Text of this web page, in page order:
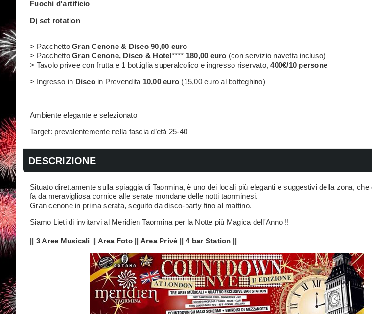
Fuochi d'artificio
Dj set rotation
> PacchettoGran Cenone & Disco 90,00 euro
> Pacchetto Gran Cenone, Disco & Hotel**** 180,00 euro (con servizio navetta incluso)
> Tavolo privee con frutta e 1 bottiglia superalcolico e ingresso riservato,400€/10 persone
> Ingresso in Disco in Prevendita 10,00 euro (15,00 euro al botteghino)
Ambiente elegante e selezionato
Target: prevalentemente nella fascia d’età 25-40
DESCRIZIONE
Situato direttamente sulla spiaggia di Taormina, è uno dei locali più eleganti e suggestivi della zona, che
fa da meravigliosa cornice alle serate mondane delle notti taorminesi.
Gran cenone in prima serata, seguito da disco-party fino al mattino.
Siamo Lieti di invitarvi al Meridien Taormina per la Notte più Magica dell'Anno !!
|| 3 Aree Musicali || Area Foto || Area Privè || 4 bar Station ||